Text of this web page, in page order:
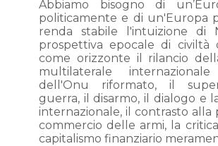
Abbiamo bisogno di
politicamente e di un'Europa
renda stabile l'intuizione di
prospettiva epocale di civiltà
come orizzonte il rilancio
multilaterale
dell'Onu riformato, il
guerra, il disarmo, il dialogo e
internazionale, il contrasto alla
commercio delle armi, la
capitalismo finanziario